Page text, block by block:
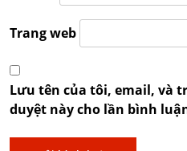
Trang web
Lưu tên của tôi, email, và
duyệt này cho lần bình